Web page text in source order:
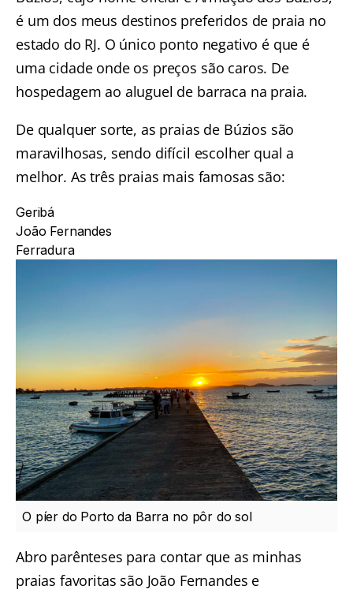
é um dos meus destinos preferidos de praia no
estado do RJ. O único ponto negativo é que é
uma cidade onde os preços são caros. De
hospedagem ao aluguel de barraca na praia.
De qualquer sorte, as praias de Búzios são
maravilhosas, sendo difícil escolher qual a
melhor. As três praias mais famosas são:
Geribá
João Fernandes
Ferradura
O píer do Porto da Barra no pôr do sol
Abro parênteses para contar que as minhas
praias favoritas são João Fernandes e